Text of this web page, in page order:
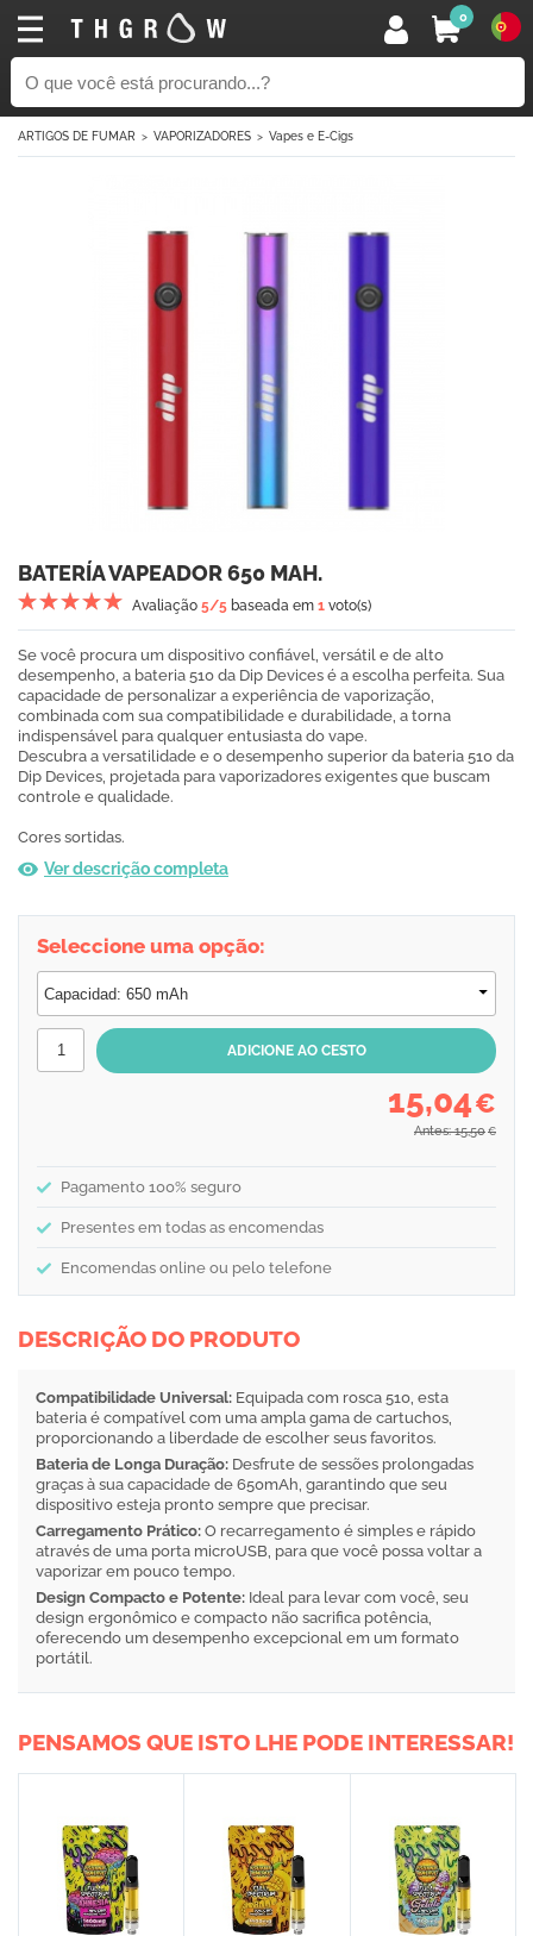
0
ARTIGOS DE FUMAR VAPORIZADORES Vapes e E-Cigs
BATERÍA VAPEADOR 650 MAH.
Avaliação 5/5 baseada em 1 voto(s)
Se você procura um dispositivo confiável, versátil e de alto
desempenho, a bateria 510 da Dip Devices é a escolha perfeita. Sua
capacidade de personalizar a experiência de vaporização,
combinada com sua compatibilidade e durabilidade, a torna
indispensável para qualquer entusiasta do vape.
Descubra a versatilidade e o desempenho superior da bateria 510 da
Dip Devices, projetada para vaporizadores exigentes que buscam
controle e qualidade.
Cores sortidas.
Ver descrição completa
Seleccione uma opção:
15,04€
Antes: 15,50 €
Pagamento 100% seguro
Presentes em todas as encomendas
Encomendas online ou pelo telefone
DESCRIÇÃO DO PRODUTO
Compatibilidade Universal: Equipada com rosca 510, esta
bateria é compatível com uma ampla gama de cartuchos,
proporcionando a liberdade de escolher seus favoritos.
Bateria de Longa Duração: Desfrute de sessões prolongadas
graças à sua capacidade de 650mAh, garantindo que seu
dispositivo esteja pronto sempre que precisar.
Carregamento Prático: O recarregamento é simples e rápido
através de uma porta microUSB, para que você possa voltar a
vaporizar em pouco tempo.
Design Compacto e Potente: Ideal para levar com você, seu
design ergonômico e compacto não sacrifica potência,
oferecendo um desempenho excepcional em um formato
portátil.
PENSAMOS QUE ISTO LHE PODE INTERESSAR!